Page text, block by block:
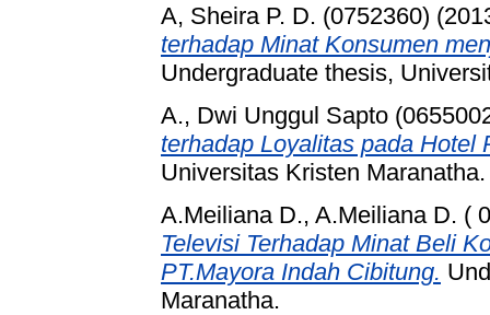
A, Sheira P. D. (0752360)
terhadap Minat Konsumen
Undergraduate thesis,
A., Dwi Unggul Sapto
terhadap Loyalitas pada Hotel
Universitas Kristen Maranatha.
A.Meiliana D., A.Meiliana D. (
Televisi Terhadap Minat Beli
PT.Mayora Indah Cibitung.
Maranatha.